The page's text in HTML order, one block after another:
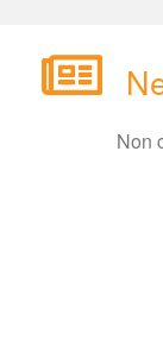
Non